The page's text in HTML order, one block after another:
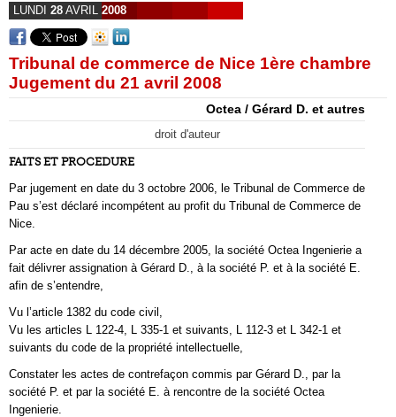
LUNDI 28 AVRIL 2008
Tribunal de commerce de Nice 1ère chambre
Jugement du 21 avril 2008
Octea / Gérard D. et autres
droit d'auteur
FAITS ET PROCEDURE
Par jugement en date du 3 octobre 2006, le Tribunal de Commerce de
Pau s’est déclaré incompétent au profit du Tribunal de Commerce de
Nice.
Par acte en date du 14 décembre 2005, la société Octea Ingenierie a
fait délivrer assignation à Gérard D., à la société P. et à la société E.
afin de s’entendre,
Vu l’article 1382 du code civil,
Vu les articles L 122-4, L 335-1 et suivants, L 112-3 et L 342-1 et
suivants du code de la propriété intellectuelle,
Constater les actes de contrefaçon commis par Gérard D., par la
société P. et par la société E. à rencontre de la société Octea
Ingenierie.